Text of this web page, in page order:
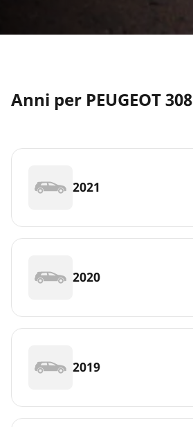
Anni per PEUGEOT 308
2021
2020
2019